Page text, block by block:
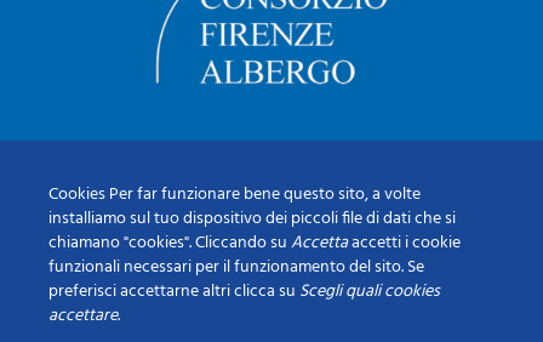
Cookies Per far funzionare bene questo sito, a volte
installiamo sul tuo dispositivo dei piccoli file di dati che si
chiamano "cookies". Cliccando suAccettaaccetti i cookie
funzionali necessari per il funzionamento del sito. Se
preferisci accettarne altri clicca su Scegli quali cookies
accettare.